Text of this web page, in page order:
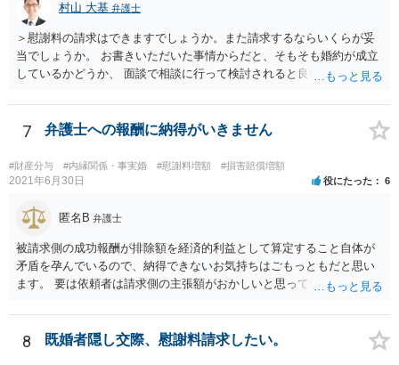
村山 大基 弁護士
＞慰謝料の請求はできますでしょうか。また請求するならいくらが妥
当でしょうか。 お書きいただいた事情からだと、そもそも婚約が成立
しているかどうか、 面談で相談に行って検討されると良いと思いま
あるからです。 他方で、実際問題として同棲のために金銭的不利益が
生じているので、 厳密に婚約が成立しているかどうかは別として、話
す。 相手としても、裁判までして争って支払いゼロを目指すよりは、
一定額を支払って円満に解決したいと考える可能性はあります。
7 弁護士への報酬に納得がいきません
#財産分与 #内縁関係・事実婚 #慰謝料増額 #損害賠償増額
2021年6月30日 役にたった 6
匿名B 弁護士
被請求側の成功報酬が排除額を経済的利益として算定すること自体が
矛盾を孕んでいるので、納得できないお気持ちはごもっともだと思い
ます。 要は依頼者は請求側の主張額がおかしいと思っているからこそ
しておきながら、成功報酬の請求の段になるとその「おかしい」請求
側の主張額を基準にして排除額を経済的利益として成功報酬を算定す
8 既婚者隠し交際、慰謝料請求したい。